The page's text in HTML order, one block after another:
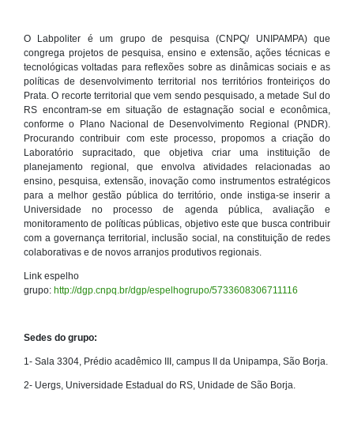
O Labpoliter é um grupo de pesquisa (CNPQ/ UNIPAMPA) que
congrega projetos de pesquisa, ensino e extensão, ações técnicas e
tecnológicas voltadas para reflexões sobre as dinâmicas sociais e as
políticas de desenvolvimento territorial nos territórios fronteiriços do
Prata. O recorte territorial que vem sendo pesquisado, a metade Sul do
RS encontram-se em situação de estagnação social e econômica,
conforme o Plano Nacional de Desenvolvimento Regional (PNDR).
Procurando contribuir com este processo, propomos a criação do
Laboratório supracitado, que objetiva criar uma instituição de
planejamento regional, que envolva atividades relacionadas ao
ensino, pesquisa, extensão, inovação como instrumentos estratégicos
para a melhor gestão pública do território, onde instiga-se inserir a
Universidade no processo de agenda pública, avaliação e
monitoramento de políticas públicas, objetivo este que busca contribuir
com a governança territorial, inclusão social, na constituição de redes
colaborativas e de novos arranjos produtivos regionais.
Link espelho
grupo: http://dgp.cnpq.br/dgp/espelhogrupo/5733608306711116
Sedes do grupo:
1- Sala 3304, Prédio acadêmico III, campus II da Unipampa, São Borja.
2- Uergs, Universidade Estadual do RS, Unidade de São Borja.